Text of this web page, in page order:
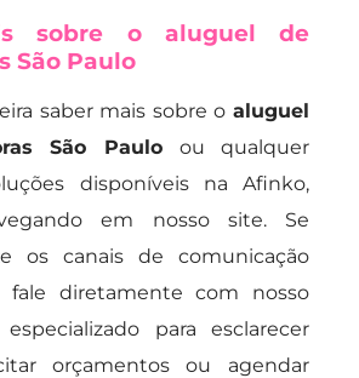
sobre o aluguel de
São Paulo
saber mais sobre o aluguel
São Paulo ou qualquer
disponíveis na Afinko,
em nosso site. Se
os canais de comunicação
fale diretamente com nosso
para esclarecer
orçamentos ou agendar